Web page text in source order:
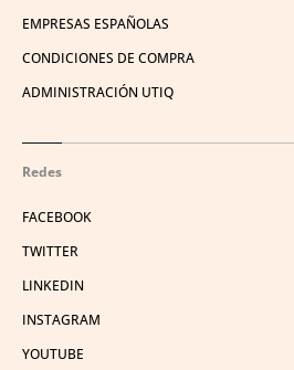
EMPRESAS ESPAÑOLAS
CONDICIONES DE COMPRA
ADMINISTRACIÓN UTIQ
Redes
FACEBOOK
TWITTER
LINKEDIN
INSTAGRAM
YOUTUBE